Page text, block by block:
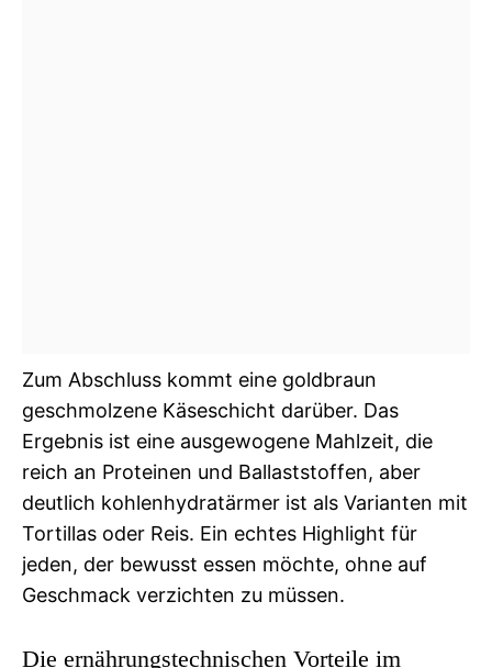
Zum Abschluss kommt eine goldbraun
geschmolzene Käseschicht darüber. Das
Ergebnis ist eine ausgewogene Mahlzeit, die
reich an Proteinen und Ballaststoffen, aber
deutlich kohlenhydratärmer ist als Varianten mit
Tortillas oder Reis. Ein echtes Highlight für
jeden, der bewusst essen möchte, ohne auf
Geschmack verzichten zu müssen.
Die ernährungstechnischen Vorteile im